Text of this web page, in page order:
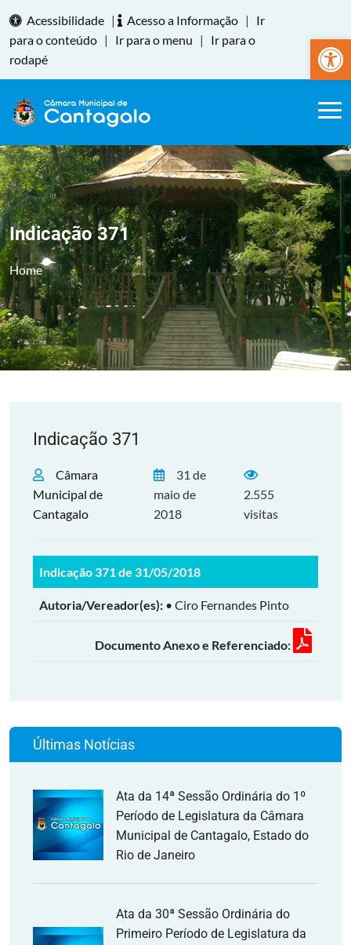
Abrir
Acessibilidade | Acesso a Informação |
Ir
para o conteúdo | Ir para o menu |
Ir para o
rodapé
Indicação 371
Home
Indicação 371
Câmara
Municipal de
Cantagalo
31 de
maio de
2018
2.555
visitas
Indicação 371 de 31/05/2018
Autoria/Vereador(es): • Ciro Fernandes Pinto
Documento Anexo e Referenciado:
Últimas Notícias
Ata da 14ª Sessão Ordinária do 1º
Período de Legislatura da Câmara
Municipal de Cantagalo, Estado do
Rio de Janeiro
Ata da 30ª Sessão Ordinária do
Primeiro Período de Legislatura da